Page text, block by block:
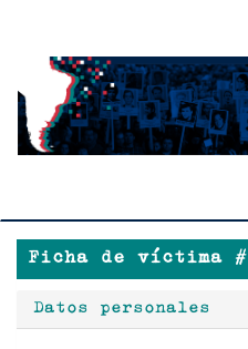
contenido
principal
Ficha de víctima #
Datos personales